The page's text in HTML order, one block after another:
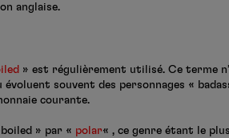
anglaise.
» est régulièrement utilisé. Ce terme
souvent des personnages «
courante.
» par « polar« , ce genre étant le